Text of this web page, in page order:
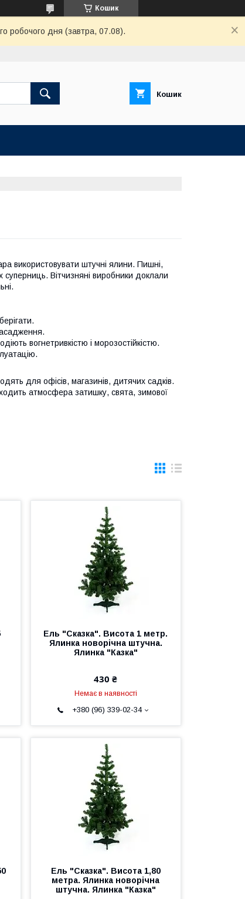
Кошик
робочого дня (завтра, 07.08).
Кошик
використовувати штучні ялини. Пишні,
суперниць. Вітчизняні виробники доклали
вогнетривкістю і морозостійкістю.
для офісів, магазинів, дитячих садків.
атмосфера затишку, свята, зимової
Ель "Сказка". Висота 1 метр.
Ялинка новорічна штучна.
Ялинка "Казка"
430 ₴
Немає в наявності
+380 (96) 339-02-34
Ель "Сказка". Висота 1,80
метра. Ялинка новорічна
штучна. Ялинка "Казка"